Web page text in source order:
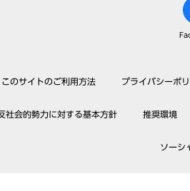
このサイトのご利用方法 プライバシーポ
社会的勢力に対する基本方針 推奨環境
ソーシ